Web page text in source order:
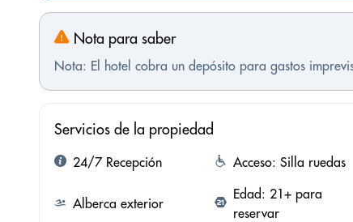
Nota para saber
Nota: El hotel cobra un depósito para gastos
Servicios de la propiedad
24/7 Recepción Acceso: Silla ruedas
Alberca exterior
Edad: 21+ para
reservar